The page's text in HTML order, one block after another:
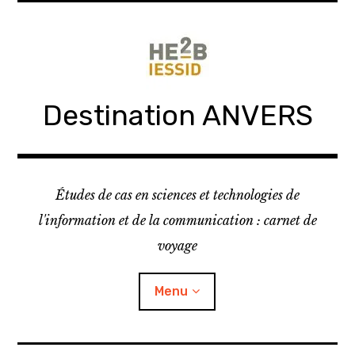
Destination ANVERS
Études de cas en sciences et technologies de
l'information et de la communication : carnet de
voyage
Menu